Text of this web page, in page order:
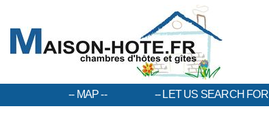
MAP LET US SEARCH